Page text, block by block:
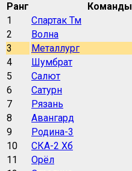
Ранг Команды
1
Спартак Тм
2
Волна
3
Металлург
4
Шумбрат
5
Салют
6
Сатурн
7
Рязань
8
Авангард
9
Родина-3
10
СКА-2 Хб
11
Орёл